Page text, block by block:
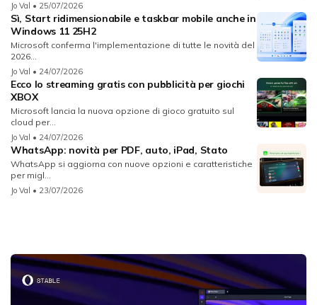
Jo Val • 25/07/2026
Sì, Start ridimensionabile e taskbar mobile anche in
Windows 11 25H2
Microsoft conferma l'implementazione di tutte le novità del
2026...
Jo Val • 24/07/2026
Ecco lo streaming gratis con pubblicità per giochi
XBOX
Microsoft lancia la nuova opzione di gioco gratuito sul
cloud per...
Jo Val • 24/07/2026
WhatsApp: novità per PDF, auto, iPad, Stato
WhatsApp si aggiorna con nuove opzioni e caratteristiche
per migl...
Jo Val • 23/07/2026